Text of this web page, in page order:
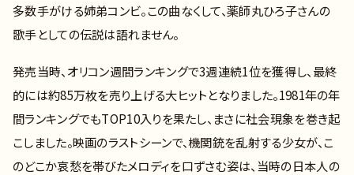
多数手がける姉弟コンビ。この曲なくして、薬師丸ひろ子さんの
歌手としての伝説は語れません。
発売当時、オリコン週間ランキングで3週連続1位を獲得し、最終
的には約85万枚を売り上げる大ヒットとなりました。1981年の年
間ランキングでもTOP10入りを果たし、まさに社会現象を巻き起
こしました。映画のラストシーンで、機関銃を乱射する少女が、こ
のどこか哀愁を帯びたメロディを口ずさむ姿は、当時の日本人の